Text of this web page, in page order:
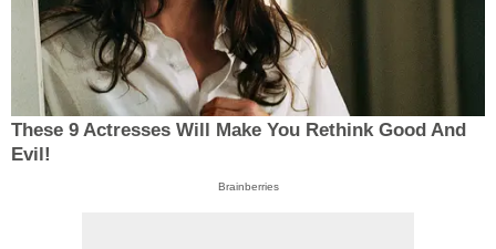
These 9 Actresses Will Make You Rethink Good And
Evil!
Brainberries